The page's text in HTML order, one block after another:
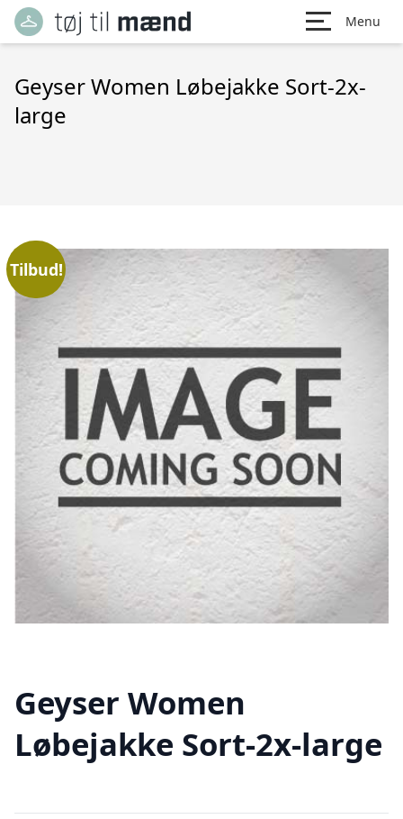
Menu
Geyser Women Løbejakke Sort-2x-
large
Tilbud!
Geyser Women
Løbejakke Sort-2x-large